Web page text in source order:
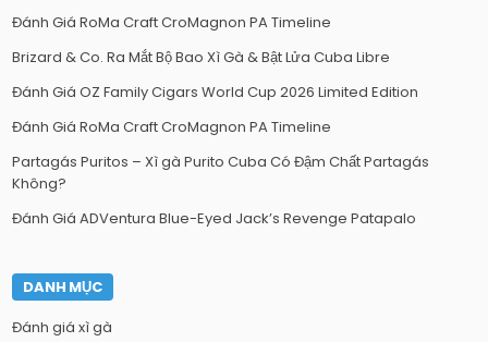
Đánh Giá RoMa Craft CroMagnon PA Timeline
Brizard & Co. Ra Mắt Bộ Bao Xì Gà & Bật Lửa Cuba Libre
Đánh Giá OZ Family Cigars World Cup 2026 Limited Edition
Đánh Giá RoMa Craft CroMagnon PA Timeline
Partagás Puritos – Xì gà Purito Cuba Có Đậm Chất Partagás
Không?
Đánh Giá ADVentura Blue-Eyed Jack’s Revenge Patapalo
DANH MỤC
Đánh giá xì gà